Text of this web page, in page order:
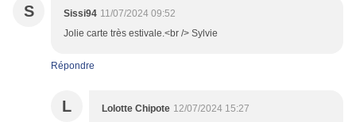
S Sissi94 11/07/2024 09:52
Jolie carte très estivale.<br /> Sylvie
Répondre
L Lolotte Chipote 12/07/2024 15:27